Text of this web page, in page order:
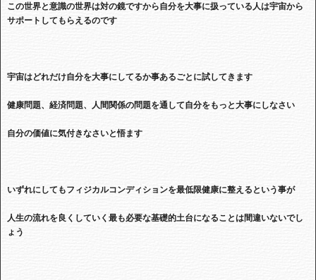
この世界と意識の世界は対の鏡ですから自分を大事に扱っている人は宇宙から
サポートしてもらえるのです
宇宙はどれだけ自分を大事にしてるか事あるごとに試してきます
健康問題、経済問題、人間関係の問題を通して自分をもっと大事にしなさい
自分の価値に気付きなさいと悟ます
いずれにしてもフィジカルコンディションを最低限健康に整えるという事が
人生の流れを良くしていく最も必要な基礎的土台になることは間違いないでし
ょう